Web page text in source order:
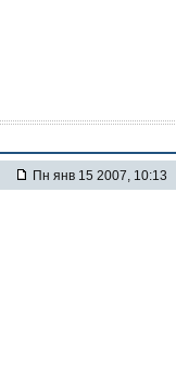
Пн янв 15 2007, 10:13